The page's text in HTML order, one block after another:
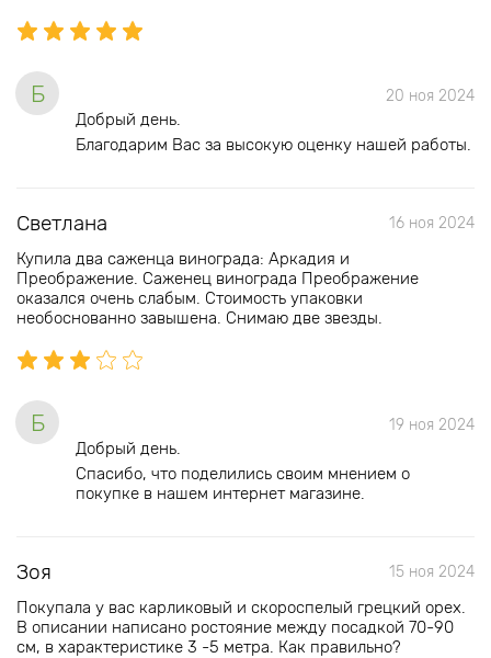
Б 20 ноя 2024
Добрый день.
Благодарим Вас за высокую оценку нашей работы.
Светлана 16 ноя 2024
Купила два саженца винограда: Аркадия и
Преображение. Саженец винограда Преображение
оказался очень слабым. Стоимость упаковки
необоснованно завышена. Снимаю две звезды.
Б 19 ноя 2024
Добрый день.
Спасибо, что поделились своим мнением о
покупке в нашем интернет магазине.
Зоя 15 ноя 2024
Покупала у вас карликовый и скороспелый грецкий орех.
В описании написано ростояние между посадкой 70-90
см, в характеристике 3 -5 метра. Как правильно?